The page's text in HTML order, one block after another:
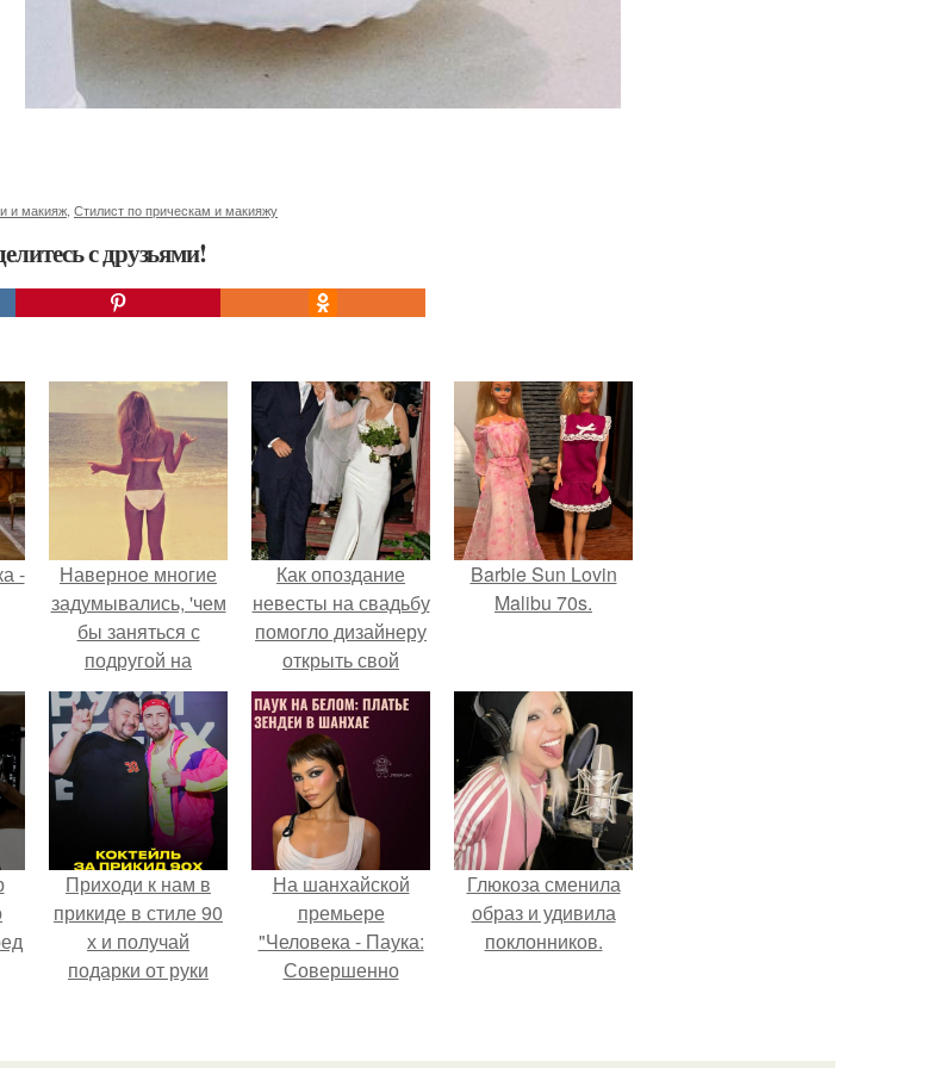
и макияж Стилист по прическам и макияжу
с друзьями!
-
и
Наверное многие
задумывались, 'чем
бы заняться с
подругой на
ночёвке?
Как опоздание
невесты на свадьбу
помогло дизайнеру
открыть свой
бренд.
Barbie Sun Lovin
Malibu 70s.
Приходи к нам в
прикиде в стиле 90
х и получай
подарки от руки
На шанхайской
премьере
"Человека - Паука:
Совершенно
просто очередной
Глюкоза сменила
образ и удивила
поклонников.